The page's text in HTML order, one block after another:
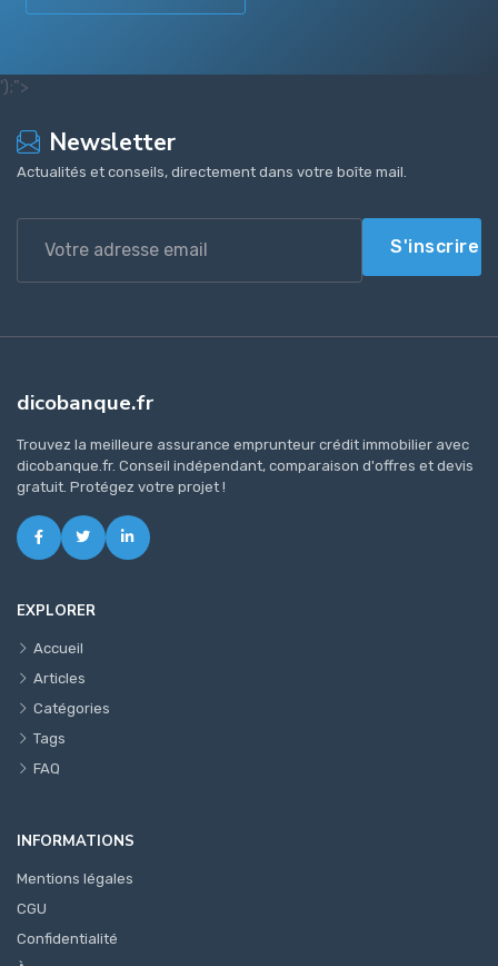
');">
Newsletter
Actualités et conseils, directement dans votre boîte mail.
S'inscrire
dicobanque.fr
Trouvez la meilleure assurance emprunteur crédit immobilier avec
dicobanque.fr. Conseil indépendant, comparaison d'offres et devis
gratuit. Protégez votre projet !
EXPLORER
Accueil
Articles
Catégories
Tags
FAQ
INFORMATIONS
Mentions légales
CGU
Confidentialité